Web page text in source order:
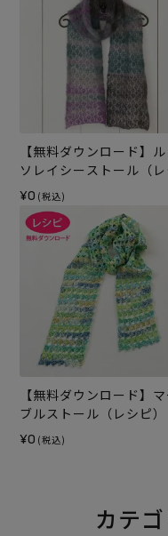
【無料ダウンロード】ル
ソレイシーストール（レ
ピ）
¥0 (税込)
【無料ダウンロード】マ
ブルストール（レシピ）
¥0 (税込)
カテ